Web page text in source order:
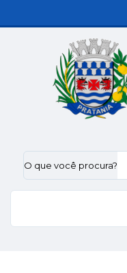
O que você procura?